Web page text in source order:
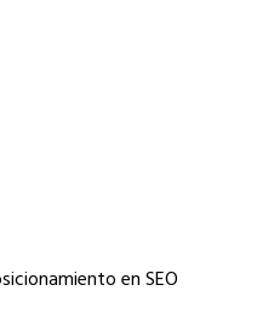
en SEO